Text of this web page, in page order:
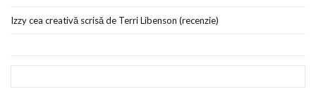
Izzy cea creativă scrisă de Terri Libenson (recenzie)